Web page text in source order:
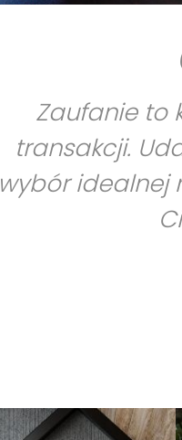
Zaufanie to
transakcji.
wybór idealnej